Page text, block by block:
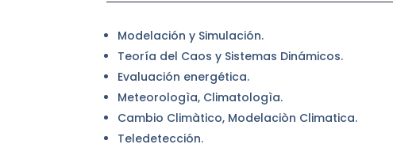
Modelación y Simulación.
Teoría del Caos y Sistemas Dinámicos.
Evaluación energética.
Meteorologìa, Climatologìa.
Cambio Climàtico, Modelaciòn Climatica.
Teledetección.